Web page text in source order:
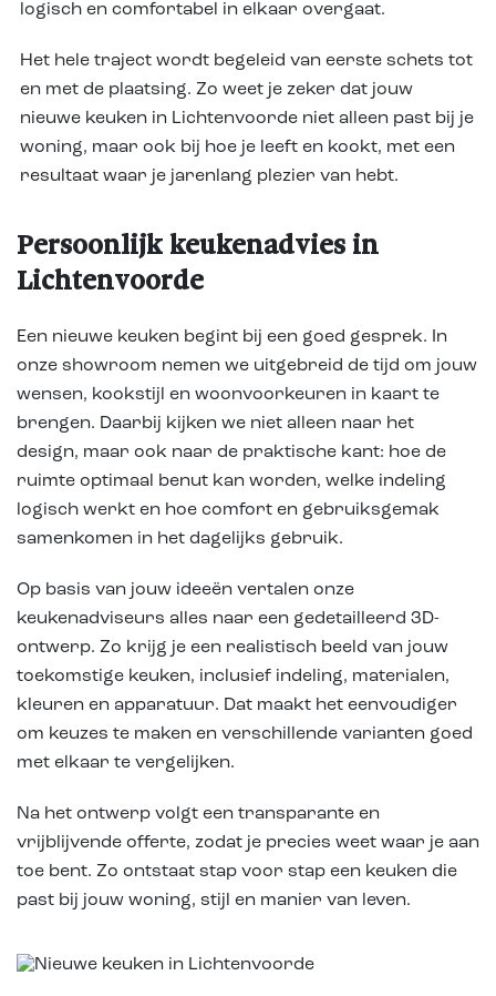
logisch en comfortabel in elkaar overgaat.
Het hele traject wordt begeleid van eerste schets tot
en met de plaatsing. Zo weet je zeker dat jouw
nieuwe keuken in Lichtenvoorde niet alleen past bij je
woning, maar ook bij hoe je leeft en kookt, met een
resultaat waar je jarenlang plezier van hebt.
Persoonlijk keukenadvies in
Lichtenvoorde
Een nieuwe keuken begint bij een goed gesprek. In
onze showroom nemen we uitgebreid de tijd om jouw
wensen, kookstijl en woonvoorkeuren in kaart te
brengen. Daarbij kijken we niet alleen naar het
design, maar ook naar de praktische kant: hoe de
ruimte optimaal benut kan worden, welke indeling
logisch werkt en hoe comfort en gebruiksgemak
samenkomen in het dagelijks gebruik.
Op basis van jouw ideeën vertalen onze
keukenadviseurs alles naar een gedetailleerd 3D-
ontwerp. Zo krijg je een realistisch beeld van jouw
toekomstige keuken, inclusief indeling, materialen,
kleuren en apparatuur. Dat maakt het eenvoudiger
om keuzes te maken en verschillende varianten goed
met elkaar te vergelijken.
Na het ontwerp volgt een transparante en
vrijblijvende offerte, zodat je precies weet waar je aan
toe bent. Zo ontstaat stap voor stap een keuken die
past bij jouw woning, stijl en manier van leven.